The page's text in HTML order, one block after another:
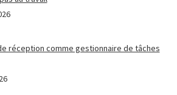
réception comme gestionnaire de tâches